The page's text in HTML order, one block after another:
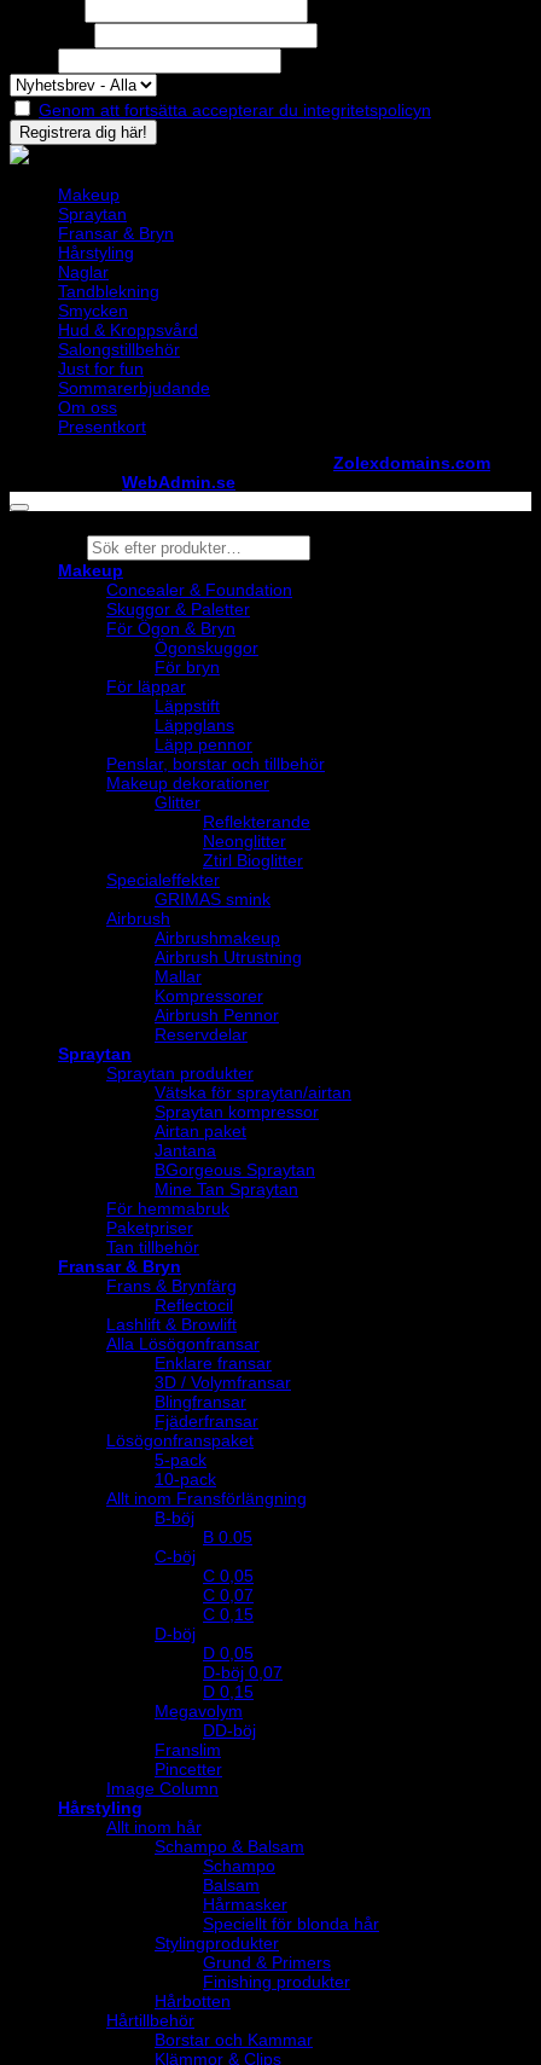
Genom att fortsätta accepterar du integritetspolicyn
Makeup
Spraytan
Fransar & Bryn
Hårstyling
Naglar
Tandblekning
Smycken
Hud & Kroppsvård
Salongstillbehör
Just for fun
Sommarerbjudande
Om oss
Presentkort
Zolexdomains.com
WebAdmin.se
Products
search
Makeup
Concealer & Foundation
Skuggor & Paletter
För Ögon & Bryn
Ögonskuggor
För bryn
För läppar
Läppstift
Läppglans
Läpp pennor
Penslar, borstar och tillbehör
Makeup dekorationer
Glitter
Reflekterande
Neonglitter
Ztirl Bioglitter
Specialeffekter
GRIMAS smink
Airbrush
Airbrushmakeup
Airbrush Utrustning
Mallar
Kompressorer
Airbrush Pennor
Reservdelar
Spraytan
Spraytan produkter
Vätska för spraytan/airtan
Spraytan kompressor
Airtan paket
Jantana
BGorgeous Spraytan
Mine Tan Spraytan
För hemmabruk
Paketpriser
Tan tillbehör
Fransar & Bryn
Frans & Brynfärg
Reflectocil
Lashlift & Browlift
Alla Lösögonfransar
Enklare fransar
3D / Volymfransar
Blingfransar
Fjäderfransar
Lösögonfranspaket
5-pack
10-pack
Allt inom Fransförlängning
B-böj
B 0.05
C-böj
C 0,05
C 0,07
C 0,15
D-böj
D 0,05
D-böj 0,07
D 0,15
Megavolym
DD-böj
Franslim
Pincetter
Image Column
Hårstyling
Allt inom hår
Schampo & Balsam
Schampo
Balsam
Hårmasker
Speciellt för blonda hår
Stylingprodukter
Grund & Primers
Finishing produkter
Hårbotten
Hårtillbehör
Borstar och Kammar
Klämmor & Clips